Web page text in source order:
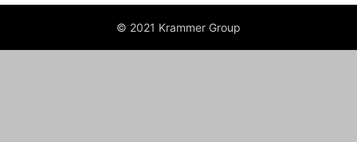
© 2021 Krammer Group